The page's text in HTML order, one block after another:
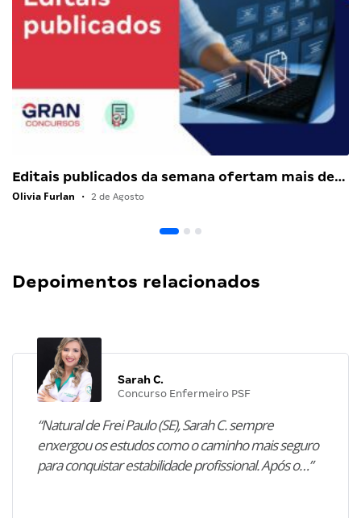
Editais publicados da semana ofertam mais de…
Olivia Furlan • 2 de Agosto
Depoimentos relacionados
Sarah C.
Concurso Enfermeiro PSF
“Natural de Frei Paulo (SE), Sarah C. sempre
enxergou os estudos como o caminho mais seguro
para conquistar estabilidade profissional. Após o…”